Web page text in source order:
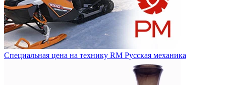
Специальная цена на технику RM Русская механика